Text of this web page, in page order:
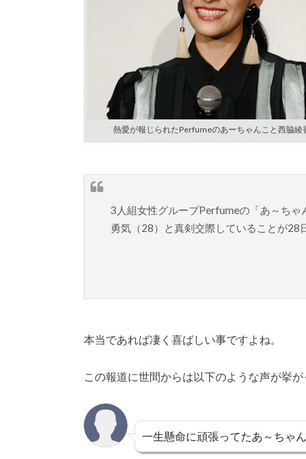
熱愛が報じられたPerfumeのあーちゃんこと西脇綾
3人組女性グループPerfumeの「あ～ち
勇気（28）と真剣交際していることが28
本当であれば凄く喜ばしい事ですよね。
この報道に世間からは以下のような声が挙が
一生懸命に頑張ってたあ～ちゃ